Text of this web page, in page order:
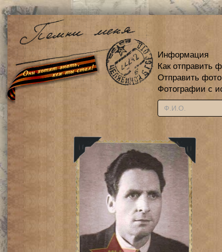
Информация
Как отправить
Отправить
Фотографии с